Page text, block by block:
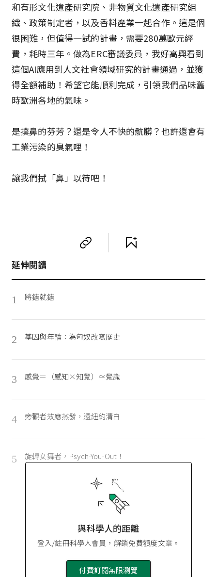
和有形文化遺產研究院、非物質文化遺產研究組
織、政策制定者，以及香料產業一起合作。這是個
很困難，但值得一試的計畫，需要280萬歐元經
費，耗時三年。做為ERC審議委員，我好高興看到
這個AI應用到人文社會領域研究的計畫通過，並獲
得全額補助！希望它能順利完成，引領我們品味舊
時歐洲各地的氣味。
是撲鼻的芬芳？還是令人不快的骯髒？也許還會有
工業污染的臭氣哩！
讓我們拭「鼻」以待吧！
延伸閱讀
1 將錯就錯
2 基因與年輪：為匈奴改寫歷史
3 感覺＝（感知×知覺）≃覺識
4 旁觀者效應蒸發，還紐約清白
5 旋轉女舞者，Psych-You-Out！
與科學人的距離
登入/註冊科學人會員，解鎖免費額度文章。
付費訂閱無限瀏覽